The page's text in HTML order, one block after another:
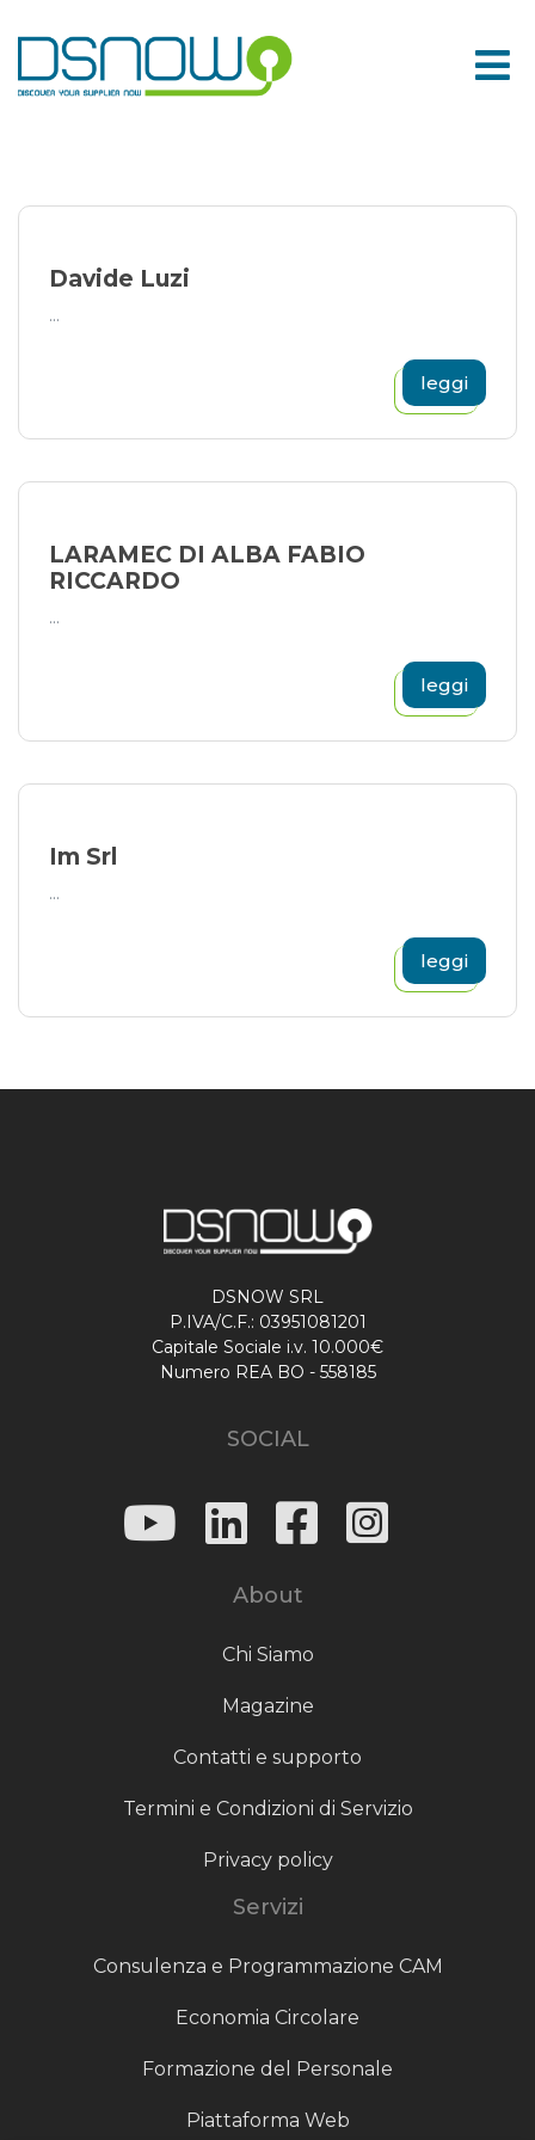
to
content
Davide Luzi
...
leggi
LARAMEC DI ALBA FABIO
RICCARDO
...
leggi
Im Srl
...
leggi
DSNOW SRL
P.IVA/C.F.: 03951081201
Capitale Sociale i.v. 10.000€
Numero REA BO - 558185
SOCIAL
About
Chi Siamo
Magazine
Contatti e supporto
Termini e Condizioni di Servizio
Privacy policy
Servizi
Consulenza e Programmazione CAM
Economia Circolare
Formazione del Personale
Piattaforma Web